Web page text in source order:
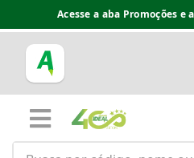
Acesse a aba Promoções